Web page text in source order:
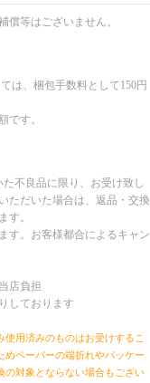
償等はございません。
は、梱包手数料として150円
です。
不良品に限り、お受け致し
ただいた場合は、返品・交換
す。
す。お客様都合によるキャン
店負担
しております
使用済みのものはお受けするこ
めペーパーの端折れやパッケー
の対象とならない場合もござい